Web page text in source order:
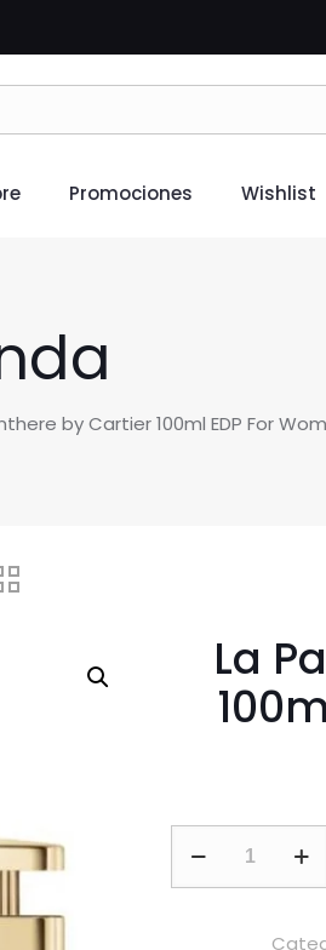
Promociones Wishlist
by Cartier 100ml EDP For
La